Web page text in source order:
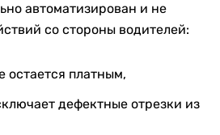
автоматизирован и не
со стороны водителей:
остается платным,
дефектные отрезки из